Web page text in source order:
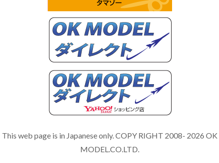
This web page is in Japanese only. COPY RIGHT 2008- 2026 OK
MODEL.CO.LTD.